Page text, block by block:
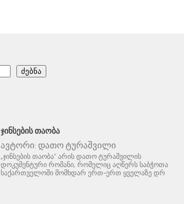
ძებნა
ᲯᲘᲜᲡᲔᲑᲘᲡ ᲗᲐᲝᲑᲐ
ავტორი: დათო ტურაშვილი
„ჯინსების თაობა“ არის დათო ტურაშვილის
დოკუმენტური რომანი, რომელიც აღწერს საბჭოთა
საქართველოში მომხდარ ერთ-ერთ ყველაზე დრ